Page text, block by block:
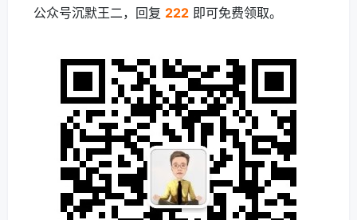
公众号沉默王二，回复 222 即可免费领取。